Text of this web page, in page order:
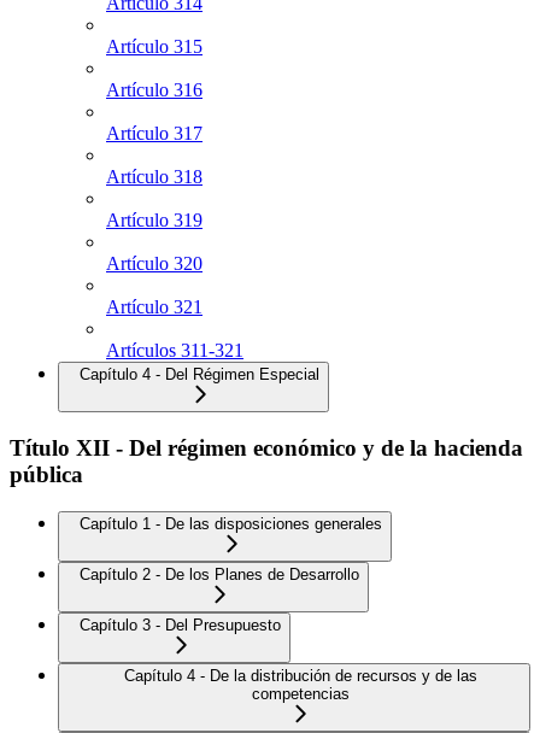
Artículo 315
Artículo 316
Artículo 317
Artículo 318
Artículo 319
Artículo 320
Artículo 321
Artículos 311-321
Capítulo 4 - Del Régimen Especial
Título XII - Del régimen económico y de la hacienda
pública
Capítulo 1 - De las disposiciones generales
Capítulo 2 - De los Planes de Desarrollo
Capítulo 3 - Del Presupuesto
Capítulo 4 - De la distribución de recursos y de las
competencias